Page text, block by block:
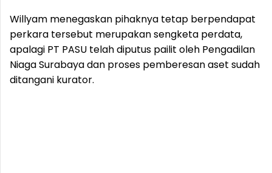
Willyam menegaskan pihaknya tetap berpendapat
perkara tersebut merupakan sengketa perdata,
apalagi PT PASU telah diputus pailit oleh Pengadilan
Niaga Surabaya dan proses pemberesan aset sudah
ditangani kurator.